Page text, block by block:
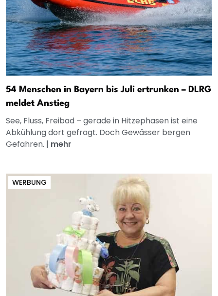
54 Menschen in Bayern bis Juli ertrunken – DLRG
meldet Anstieg
See, Fluss, Freibad – gerade in Hitzephasen ist eine
Abkühlung dort gefragt. Doch Gewässer bergen
Gefahren. | mehr
WERBUNG